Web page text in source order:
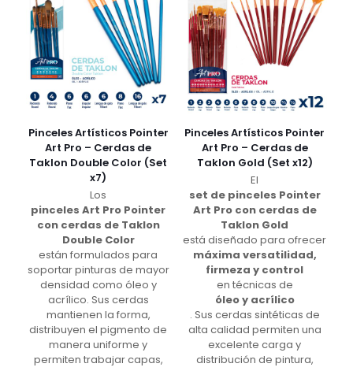
Pinceles Artísticos Pointer
Art Pro – Cerdas de
Taklon Double Color (Set
x7)
Los
pinceles Art Pro Pointer
con cerdas de Taklon
Double Color
están formulados para
soportar pinturas de mayor
densidad como óleo y
acrílico. Sus cerdas
mantienen la forma,
distribuyen el pigmento de
manera uniforme y
permiten trabajar capas,
Pinceles Artísticos Pointer
Art Pro – Cerdas de
Taklon Gold (Set x12)
El
set de pinceles Pointer
Art Pro con cerdas de
Taklon Gold
está diseñado para ofrecer
máxima versatilidad,
firmeza y control
en técnicas de
óleo y acrílico
. Sus cerdas sintéticas de
alta calidad permiten una
excelente carga y
distribución de pintura,